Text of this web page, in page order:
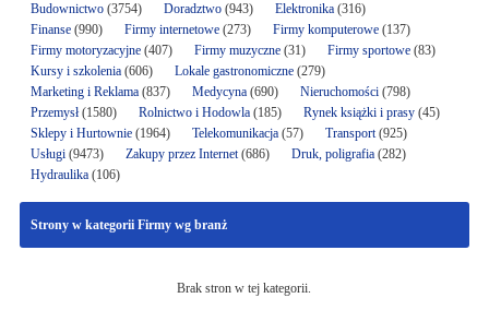
Budownictwo(3754) Doradztwo(943) Elektronika (316)
Finanse(990) Firmy internetowe (273) Firmy komputerowe(137)
Firmy motoryzacyjne(407) Firmy muzyczne(31) Firmy sportowe(83)
Kursy i szkolenia(606) Lokale gastronomiczne(279)
Marketing i Reklama(837) Medycyna(690) Nieruchomości(798)
Przemysł(1580) Rolnictwo i Hodowla(185) Rynek książki i prasy(45)
Sklepy i Hurtownie(1964) Telekomunikacja(57) Transport(925)
Usługi(9473) Zakupy przez Internet(686) Druk, poligrafia(282)
Hydraulika(106)
Strony w kategorii Firmy wg branż
Brak stron w tej kategorii.